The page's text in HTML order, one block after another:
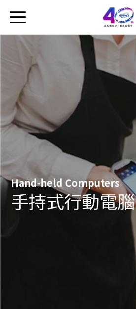
Hand-held Computers
手持式行動電腦